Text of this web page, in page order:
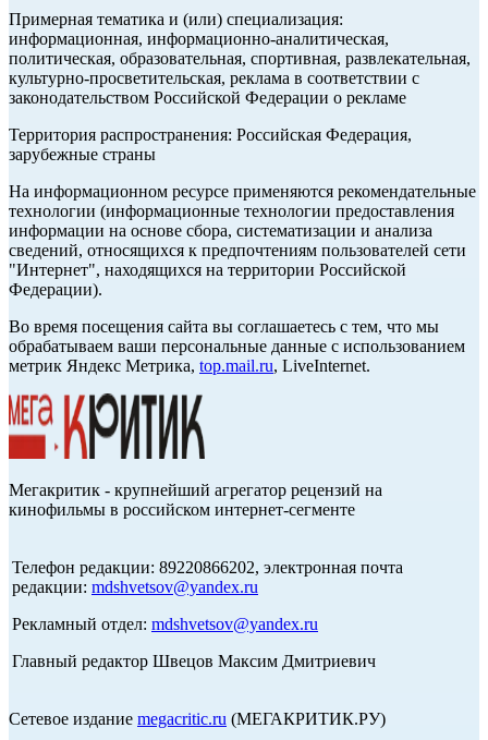
Примерная тематика и (или) специализация:
информационная, информационно-аналитическая,
политическая, образовательная, спортивная, развлекательная,
культурно-просветительская, реклама в соответствии с
законодательством Российской Федерации о рекламе
Территория распространения: Российская Федерация,
зарубежные страны
На информационном ресурсе применяются рекомендательные
технологии (информационные технологии предоставления
информации на основе сбора, систематизации и анализа
сведений, относящихся к предпочтениям пользователей сети
"Интернет", находящихся на территории Российской
Федерации).
Во время посещения сайта вы соглашаетесь с тем, что мы
обрабатываем ваши персональные данные с использованием
метрик Яндекс Метрика, top.mail.ru, LiveInternet.
Мегакритик - крупнейший агрегатор рецензий на
кинофильмы в российском интернет-сегменте
Телефон редакции: 89220866202, электронная почта
редакции: mdshvetsov@yandex.ru
Рекламный отдел: mdshvetsov@yandex.ru
Главный редактор Швецов Максим Дмитриевич
Сетевое издание megacritic.ru (МЕГАКРИТИК.РУ)